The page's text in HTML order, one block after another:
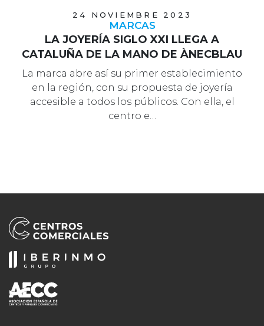
24 NOVIEMBRE 2023
MARCAS
LA JOYERÍA SIGLO XXI LLEGA A
CATALUÑA DE LA MANO DE ÀNECBLAU
La marca abre así su primer establecimiento
en la región, con su propuesta de joyería
accesible a todos los públicos. Con ella, el
centro e…